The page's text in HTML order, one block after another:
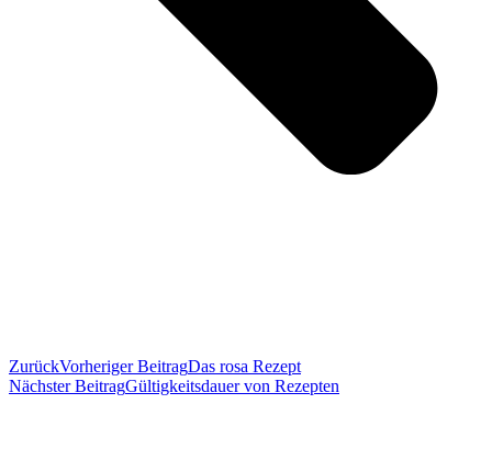
ZurückVorheriger BeitragDas rosa Rezept
Nächster BeitragGültigkeitsdauer von Rezepten